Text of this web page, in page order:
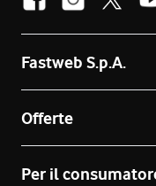
Fastweb S.p.A.
Offerte
Per il